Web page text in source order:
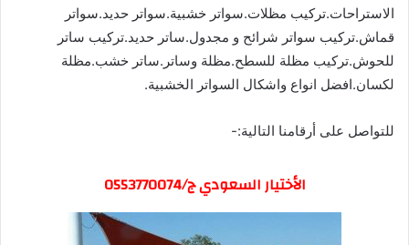
الاستراحات.تركيب مظلات.سواتر خشبية.سواتر حديد.سواتر
قماش.تركيب سواتر شرائح و مجدول.ساتر حديد.تركيب ساتر
للحوش.تركيب مظلة للسطح.مظلة وساتر.ساتر خشب.مظلة
لكسان.افضل انواع واشكال السواتر الخشبية.
للتواصل على أرقامنا التالية:-
الأختيار السعودي ج/0553770074